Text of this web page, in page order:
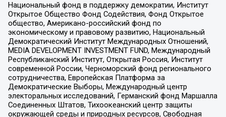
Национальный фонд в поддержку демократии, Институт
Открытое Общество Фонд Содействия, Фонд Открытое
общество, Американо-российский фонд по
экономическому и правовому развитию, Национальный
Демократический Институт Международных Отношений,
MEDIA DEVELOPMENT INVESTMENT FUND, Международный
Республиканский Институт, Открытая Россия, Институт
современной России, Черноморский фонд регионального
сотрудничества, Европейская Платформа за
Демократические Выборы, Международный центр
электоральных исследований, Германский фонд Маршалла
Соединенных Штатов, Тихоокеанский центр защиты
окружающей среды и природных ресурсов, Свободная